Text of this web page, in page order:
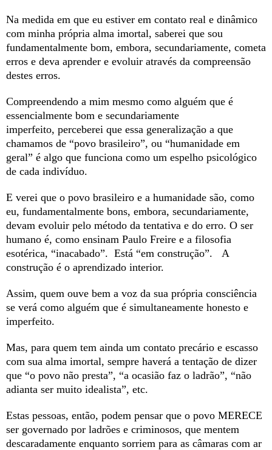
Na medida em que eu estiver em contato real e dinâmico
com minha própria alma imortal, saberei que sou
fundamentalmente bom, embora, secundariamente, cometa
erros e deva aprender e evoluir através da compreensão
destes erros.
Compreendendo a mim mesmo como alguém que é
essencialmente bom e secundariamente
imperfeito, perceberei que essa generalização a que
chamamos de “povo brasileiro”, ou “humanidade em
geral” é algo que funciona como um espelho psicológico
de cada indivíduo.
E verei que o povo brasileiro e a humanidade são, como
eu, fundamentalmente bons, embora, secundariamente,
devam evoluir pelo método da tentativa e do erro. O ser
humano é, como ensinam Paulo Freire e a filosofia
esotérica, “inacabado”. Está “em construção”. A
construção é o aprendizado interior.
Assim, quem ouve bem a voz da sua própria consciência
se verá como alguém que é simultaneamente honesto e
imperfeito.
Mas, para quem tem ainda um contato precário e escasso
com sua alma imortal, sempre haverá a tentação de dizer
que “o povo não presta”, “a ocasião faz o ladrão”, “não
adianta ser muito idealista”, etc.
Estas pessoas, então, podem pensar que o povo MERECE
ser governado por ladrões e criminosos, que mentem
descaradamente enquanto sorriem para as câmaras com ar